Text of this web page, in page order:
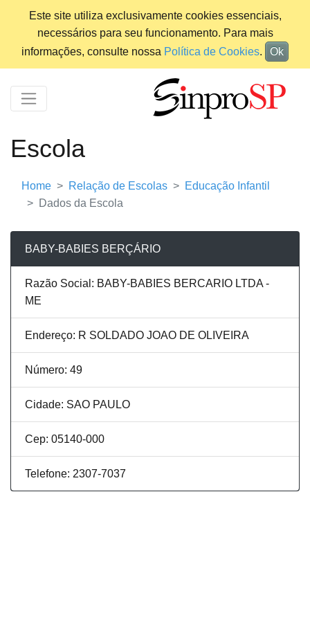
Este site utiliza exclusivamente cookies essenciais,
necessários para seu funcionamento. Para mais
informações, consulte nossa Política de Cookies. Ok
Escola
Home Relação de Escolas
Educação Infantil
Dados da Escola
BABY-BABIES BERÇÁRIO
Razão Social: BABY-BABIES BERCARIO LTDA -
ME
Endereço: R SOLDADO JOAO DE OLIVEIRA
Número: 49
Cidade: SAO PAULO
Cep: 05140-000
Telefone: 2307-7037